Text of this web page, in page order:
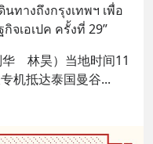
ทางถึงกรุงเทพฯ เพื่อ
จเอเปค ครั้งที่ 29”
　林昊）当地时间11
机抵达泰国曼谷